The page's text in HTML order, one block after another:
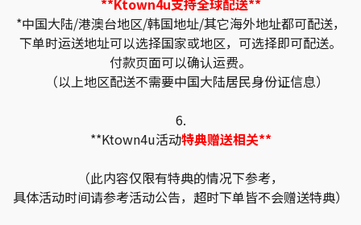
**Ktown4u支持全球配送**
*中国大陆/港澳台地区/韩国地址/其它海外地址都可配送，
下单时运送地址可以选择国家或地区，可选择即可配送。
付款页面可以确认运费。
（以上地区配送不需要中国大陆居民身份证信息）
6.
**Ktown4u活动特典赠送相关**
（此内容仅限有特典的情况下参考，
具体活动时间请参考活动公告，超时下单皆不会赠送特典）